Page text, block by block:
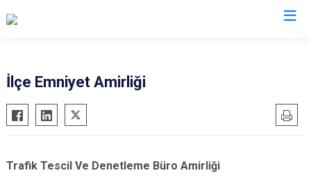
19 Mayıs
Alaçam
Ayvacık
Vezirköprü
İlçe Emniyet Amirliği
Trafik Tescil Ve Denetleme Büro Amirliği